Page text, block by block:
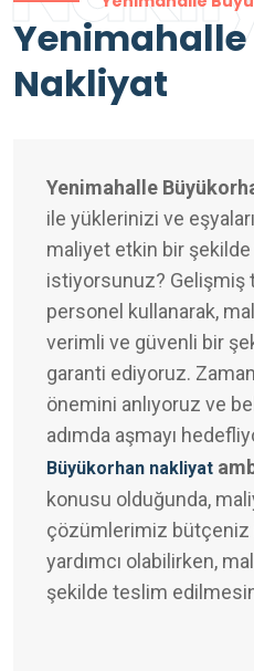
Yenimahalle
Nakliyat
Yenimahalle
ile yüklerinizi ve
maliyet etkin bir şekilde
istiyorsunuz? Gelişmiş
personel kullanarak,
verimli ve güvenli bir
garanti ediyoruz.
önemini anlıyoruz ve
adımda aşmayı
Büyükorhan nakliyat
konusu olduğunda,
çözümlerimiz bütçeniz
yardımcı olabilirken,
şekilde teslim